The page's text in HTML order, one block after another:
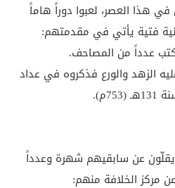
هذا العصر، لعبوا دوراً هاماً
فتية يأتي في مقدمتهم:
الزهد والورع فذكروه في عداد
عن سابقيهم شهرة وعدداً
مركز الخلافة منهم: